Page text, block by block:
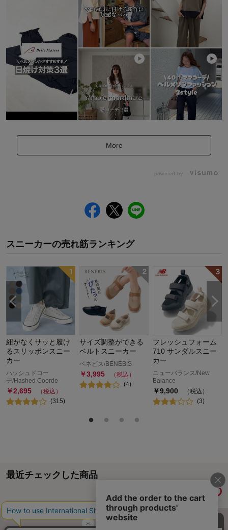
More
powered by
スニーカーの売れ筋ランキング
紐がなくサッと履け
るスリッポンスニー
カー
ハッシュドコー
デ/Hashed Coorde
￥2,695
（税込）
(315)
サイズ調整ができる
ベルトスニーカー
ベネビス/BENEBIS
￥3,995
（税込）
(4)
フレッシュフォーム
710 サンダルスニー
カー
ニューバランス/New
Balance
￥9,900
（税込）
(3)
最近チェックした商品